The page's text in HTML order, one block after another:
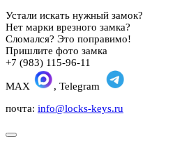
Устали искать нужный замок?
Нет марки врезного замка?
Сломался? Это поправимо!
Пришлите фото замка
+7 (983) 115-96-11
MAX
, Telegram
почта: info@locks-keys.ru